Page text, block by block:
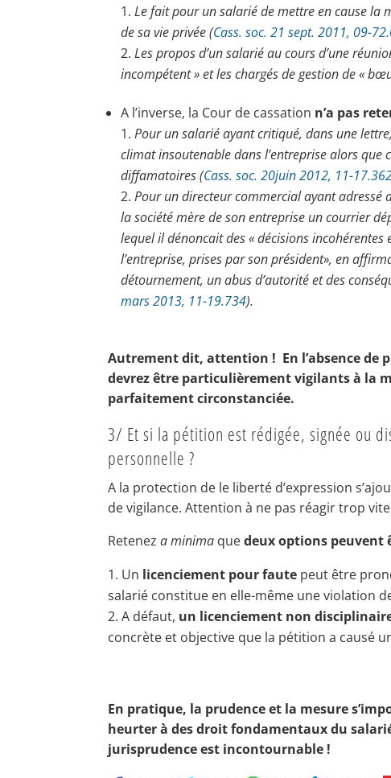
Le fait pour un salarié de mettre en cause la
de sa vie privée (Cass.soc. 21 sept.2011, 09-
Les propos d’un salarié au cours d’une
incompétent » et les chargés de gestion de «
A l’inverse, la Cour de cassation n’a pas
Pour un salarié ayant critiqué, dans une
climat insoutenable dans l’entreprise alors
diffamatoires (Cass. soc. 20juin 2012, 11-
Pour un directeur commercial ayant adressé
la société mère de son entreprise un courrier
lequel il dénoncait des « décisions
l’entreprise, prises par son président», en
détournement, un abus d’autorité et des
mars 2013, 11-19.734).
Autrement dit, attention ! En l’absence de
devrez être particulièrement vigilants à la
parfaitement circonstanciée.
3/ Et si la pétition est rédigée, signée ou
personnelle ?
A la protection de le liberté d’expression
de vigilance. Attention à ne pas réagir trop
Retenez a minima quedeux options peuvent
Un licenciement pour faute peut être
salarié constitue en elle-même une violation
A défaut, un licenciement non
concrète et objective que la pétition a causé
En pratique, la prudence et la mesure
heurter à des droit fondamentaux du
jurisprudence est incontournable !